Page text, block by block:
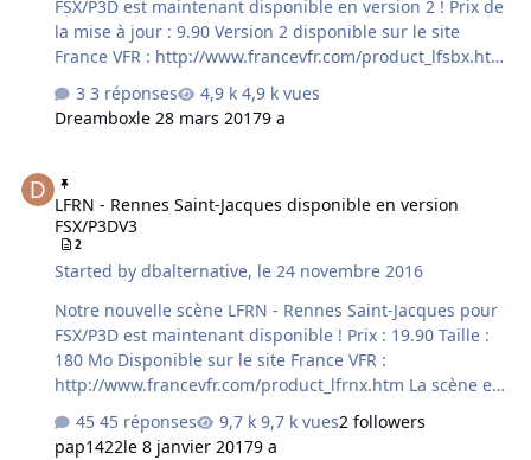
FSX/P3D est maintenant disponible en version 2 ! Prix de
la mise à jour : 9.90 Version 2 disponible sur le site
France VFR : http://www.francevfr.com/product_lfsbx.htm
Pour la mise à jour merci de faire la demande au
support accompagnée de votre justificatif d'achat de la
version 1 pour FSX. La scène est fournie en 2 versions
plateforme FSX et P3D.
3 réponses
4,9 k vues
Dreamboxle 28 mars 20179 a
LFRN - Rennes Saint-Jacques disponible en version
FSX/P3DV3
2
Started bydbalternative, le 24 novembre 2016
Notre nouvelle scène LFRN - Rennes Saint-Jacques pour
FSX/P3D est maintenant disponible ! Prix : 19.90 Taille :
180 Mo Disponible sur le site France VFR :
http://www.francevfr.com/product_lfrnx.htm La scène est
fournie en 2 versions (pour la scène Bretagne Sud VFR
ou sans) avec installeur multi-plateforme FSX et P3D.
45 réponses 9,7 k vues2 followers
pap1422le 8 janvier 20179 a